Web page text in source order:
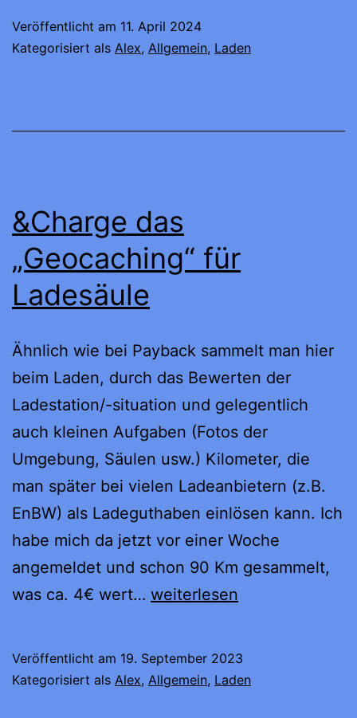
nicht
Veröffentlicht am 11. April 2024
Kategorisiert als Alex, Allgemein, Laden
&Charge das
„Geocaching“ für
Ladesäule
Ähnlich wie bei Payback sammelt man hier
beim Laden, durch das Bewerten der
Ladestation/-situation und gelegentlich
auch kleinen Aufgaben (Fotos der
Umgebung, Säulen usw.) Kilometer, die
man später bei vielen Ladeanbietern (z.B.
EnBW) als Ladeguthaben einlösen kann. Ich
habe mich da jetzt vor einer Woche
angemeldet und schon 90 Km gesammelt,
was ca. 4€ wert… &Charge
für
weiterlesen
Veröffentlicht am 19. September 2023
Kategorisiert als Alex, Allgemein, Laden